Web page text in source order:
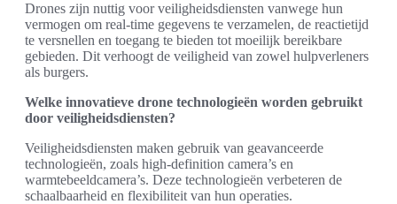
Drones zijn nuttig voor veiligheidsdiensten vanwege hun
vermogen om real-time gegevens te verzamelen, de reactietijd
te versnellen en toegang te bieden tot moeilijk bereikbare
gebieden. Dit verhoogt de veiligheid van zowel hulpverleners
als burgers.
Welke innovatieve drone technologieën worden gebruikt
door veiligheidsdiensten?
Veiligheidsdiensten maken gebruik van geavanceerde
technologieën, zoals high-definition camera’s en
warmtebeeldcamera’s. Deze technologieën verbeteren de
schaalbaarheid en flexibiliteit van hun operaties.